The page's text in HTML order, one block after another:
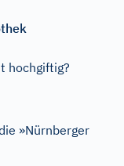
hochgiftig?
»Nürnberger